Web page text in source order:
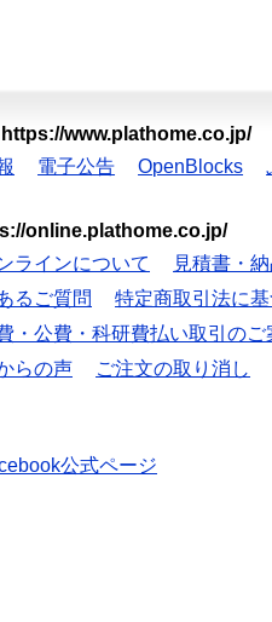
https://www.plathome.co.jp/
電子公告 OpenBlocks
online.plathome.co.jp/
ラインについて
見積書・
るご質問
特定商取引法に
・公費・科研費払い取引のご
らの声 ご注文の取り消し
公式ページ